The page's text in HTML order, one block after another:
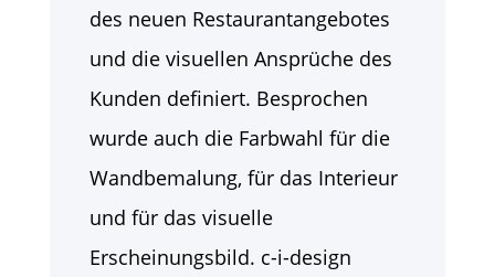
des neuen Restaurantangebotes
und die visuellen Ansprüche des
Kunden definiert. Besprochen
wurde auch die Farbwahl für die
Wandbemalung, für das Interieur
und für das visuelle
Erscheinungsbild. c-i-design